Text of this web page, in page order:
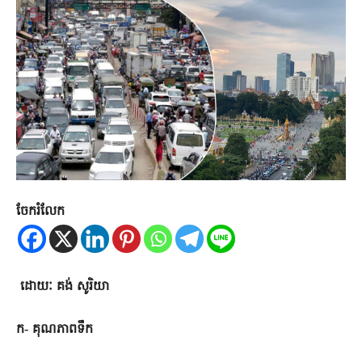
ចែករំលែក
ដោយៈ គង់ សូរិយា
ក‑ គុណភាពទឹក